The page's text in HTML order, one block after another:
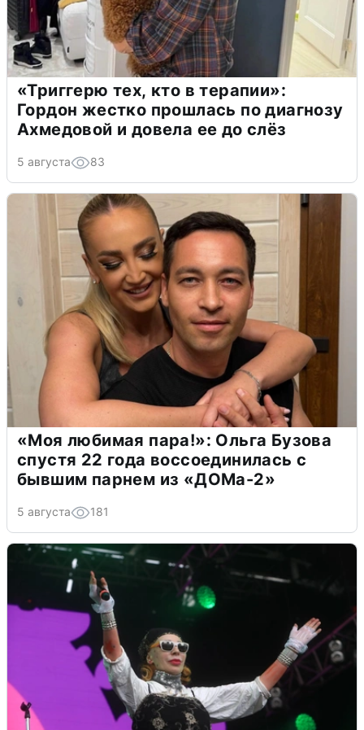
«Триггерю тех, кто в терапии»:
Гордон жестко прошлась по диагнозу
Ахмедовой и довела ее до слёз
5 августа 83
«Моя любимая пара!»: Ольга Бузова
спустя 22 года воссоединилась с
бывшим парнем из «ДОМа-2»
5 августа 181